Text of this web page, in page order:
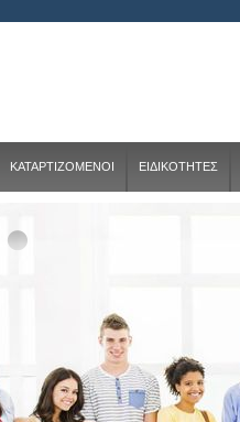
ΚΑΤΑΡΤΙΖΟΜΕΝΟΙ ΕΙΔΙΚΟΤΗΤΕΣ